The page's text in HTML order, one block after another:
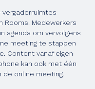
Rooms. Medewerkers
agenda om vervolgens
meeting te stappen
Content vanaf eigen
kan ook met één
de online meeting.